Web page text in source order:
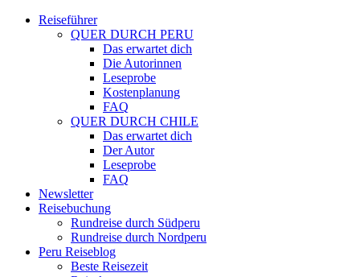
Reiseführer
QUER DURCH PERU
Das erwartet dich
Die Autorinnen
Leseprobe
Kostenplanung
FAQ
QUER DURCH CHILE
Das erwartet dich
Der Autor
Leseprobe
FAQ
Newsletter
Reisebuchung
Rundreise durch Südperu
Rundreise durch Nordperu
Peru Reiseblog
Beste Reisezeit